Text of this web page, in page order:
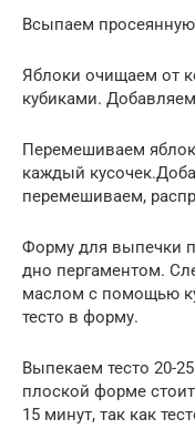
Всыпаем
Яблоки очищаем от
кубиками.
Перемешиваем
каждый
перемешиваем,
Форму для выпечки
дно пергаментом.
маслом с помощью
тесто в форму.
Выпекаем тесто 20-
плоской форме
15 минут, так как